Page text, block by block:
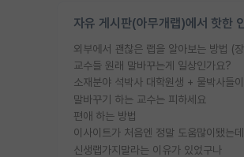
자유 게시판(아무개랩)에서 핫한
외부에서 괜찮은 랩을 알아보는 방법 (
교수들 원래 말바꾸는게 일상인가요?
소재분야 석박사 대학원생 + 물박사들
말바꾸기 하는 교수는 피하세요
편애 하는 방법
이사이트가 처음엔 정말 도움많이됐는데
신생랩가지말라는 이유가 있었구나